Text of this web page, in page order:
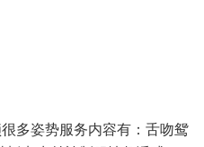
多姿势服务内容有：舌吻鸳